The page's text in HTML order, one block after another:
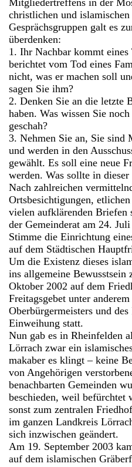
Mitgliedertreffens in der
christlichen und
Gesprächsgruppen galt es
überdenken:
1. Ihr Nachbar kommt eines
berichtet vom Tod eines
nicht, was er machen soll
sagen Sie ihm?
2. Denken Sie an die letzte
haben. Was wissen Sie
geschah?
3. Nehmen Sie an, Sie sind
und werden in den
gewählt. Es soll eine neue
werden. Was sollte in
Nach zahlreichen
Ortsbesichtigungen,
vielen aufklärenden Briefen
der Gemeinderat am 24.
Stimme die Einrichtung
auf dem Städtischen
Um die Existenz dieses
ins allgemeine Bewusstsein
Oktober 2002 auf dem
Freitagsgebet unter
Oberbürgermeisters und
Einweihung statt.
Nun gab es in Rheinfelden
Lörrach zwar ein
makaber es klingt – keine
von Angehörigen
benachbarten Gemeinden
beschieden, weil befürchtet
sonst zum zentralen
im ganzen Landkreis
sich inzwischen geändert.
Am 19. September 2003
auf dem islamischen